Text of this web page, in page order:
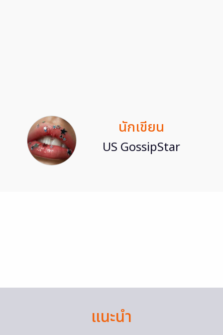
นักเขียน
US GossipStar
แนะนำ